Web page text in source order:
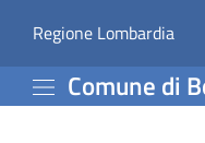
Regione Lombardia
Comune di